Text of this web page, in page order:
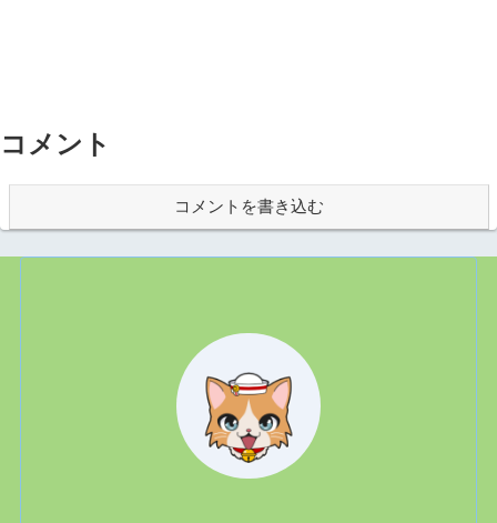
コメント
コメントを書き込む